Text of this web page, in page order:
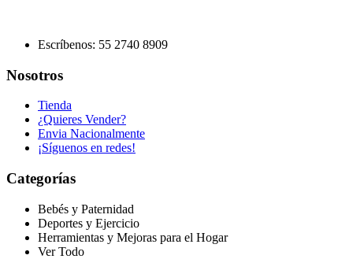
Escríbenos: 55 2740 8909
Nosotros
Tienda
¿Quieres Vender?
Envia Nacionalmente
¡Síguenos en redes!
Categorías
Bebés y Paternidad
Deportes y Ejercicio
Herramientas y Mejoras para el Hogar
Ver Todo